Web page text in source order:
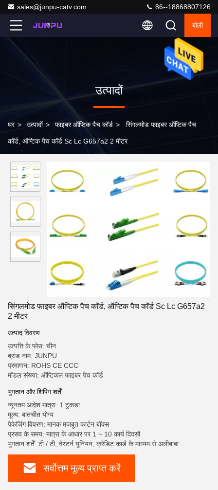
sales@junpu-catv.com 86--18868807126
बोली
उत्पादों
घर > उत्पादों > फाइबर ऑप्टिक पैच कॉर्ड > सिंगलमोड फाइबर ऑप्टिक पैच
कॉर्ड, ऑप्टिक पैच कॉर्ड Sc Lc G657a2 2 मीटर
सिंगलमोड फाइबर ऑप्टिक पैच कॉर्ड, ऑप्टिक पैच कॉर्ड Sc Lc G657a2
2 मीटर
उत्पाद विवरण
उत्पत्ति के प्लेस: चीन
ब्रांड नाम: JUNPU
प्रमाणन: ROHS CE CCC
मॉडल संख्या: ऑप्टिकल फाइबर पैच कॉर्ड
भुगतान और शिपिंग शर्तें
न्यूनतम आदेश मात्रा: 1 टुकड़ा
मूल्य: बातचीत योग्य
पैकेजिंग विवरण: मानक मजबूत कार्टन बॉक्स
प्रसव के समय: मात्रा के आधार पर 1 ~ 10 कार्य दिवसों
भुगतान शर्तें: टी / टी, वेस्टर्न यूनियन, क्रेडिट कार्ड के माध्यम से अलीबाबा
सर्वोत्तम मूल्य प्राप्त करें